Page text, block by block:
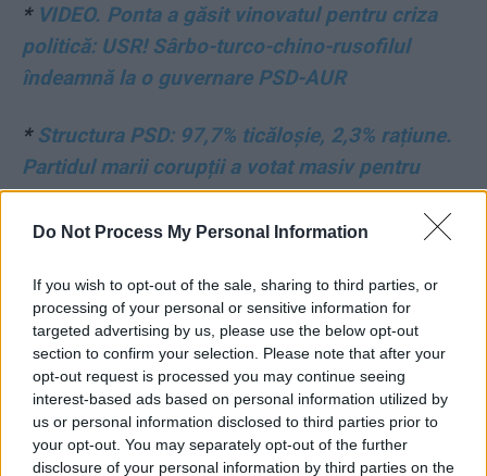
Do Not Process My Personal Information
If you wish to opt-out of the sale, sharing to third parties, or
processing of your personal or sensitive information for
targeted advertising by us, please use the below opt-out
section to confirm your selection. Please note that after your
opt-out request is processed you may continue seeing
interest-based ads based on personal information utilized by
us or personal information disclosed to third parties prior to
your opt-out. You may separately opt-out of the further
disclosure of your personal information by third parties on the
* VIDEO. Ponta a găsit vinovatul pentru criza
politică: USR! Sârbo-turco-chino-rusofilul
îndeamnă la o guvernare PSD-AUR
* Structura PSD: 97,7% ticăloșie, 2,3% rațiune.
Partidul marii corupții a votat masiv pentru
haos
PNL. Făcea parte din echipa celui mai vocal
primar anti-Grindeanu din PSD
*Operațiunea „Guvernul USR” – diversiunea
prin care PSD și „aripa PSD-istă” din PNL,
ajutate de AUR, încearcă să păcălească
electoratul încă o dată. Patru predicate toxice